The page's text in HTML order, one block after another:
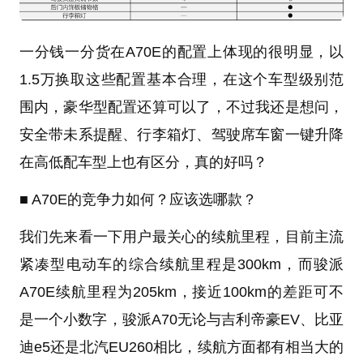
一分钱一分货在A70E的配置上体现的很明显，以
1.5万换取这些配置基本合理，在这个车型级别范
围内，豪华型配置还算可以了，不过我还是想问，
安全带未系提醒、行李箱灯、驾驶席车窗一键升降
在高低配车型上也有区分，真的好吗？
■ A70E的竞争力如何？应该选哪款？
我们先来看一下用户最关心的续航里程，目前主流
紧凑型电动车的综合续航里程是300km，而骏派
A70E续航里程为205km，接近100km的差距可不
是一个小数字，骏派A70无论与吉利帝豪EV、比亚
迪e5还是北汽EU260相比，续航方面都有相当大的